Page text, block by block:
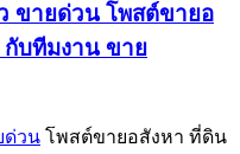
ขายด่วน โพสต์ขายอ
กับทีมงาน ขาย
ด่วน โพสต์ขายอสังหา ที่ดิน